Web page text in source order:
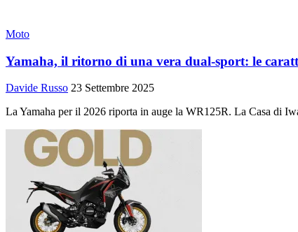
Moto
Yamaha, il ritorno di una vera dual-sport: le
Davide Russo 23 Settembre 2025
La Yamaha per il 2026 riporta in auge la WR125R. La Casa di